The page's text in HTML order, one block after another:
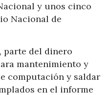
y unos cinco
Nacional de
parte del dinero
mantenimiento y
computación y saldar
en el informe